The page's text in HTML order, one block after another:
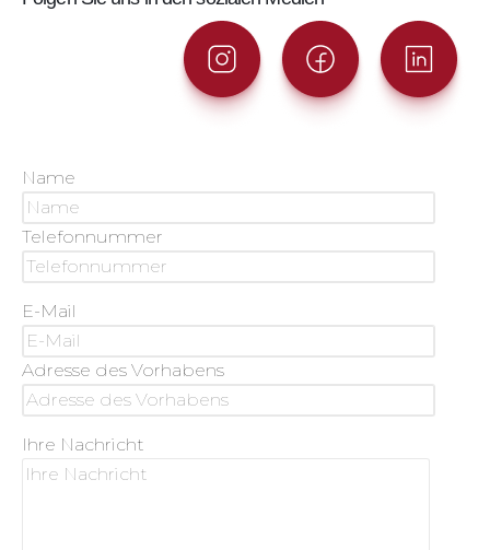
Name
Telefonnummer
E-Mail
Adresse des Vorhabens
Ihre Nachricht